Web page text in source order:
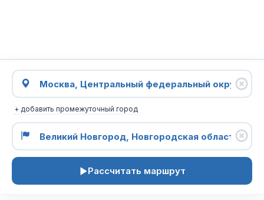
+ добавить промежуточный город
Рассчитать маршрут